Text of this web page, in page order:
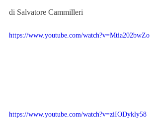
di Salvatore Cammilleri
https://www.youtube.com/watch?v=Mtia202bwZo
https://www.youtube.com/watch?v=ziIODykly58